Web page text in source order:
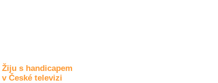
Žiju s handicapem
v České televizi